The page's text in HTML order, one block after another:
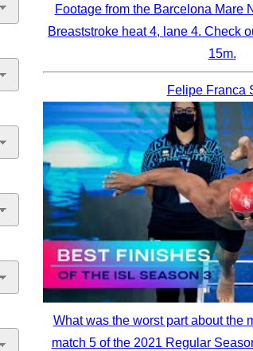
Footage from the Barcelona Mare
Breaststroke heat 4, lane 4. Check
15m.
Felipe Franca
What was the worst part about the
match 5 of the 2021 Regular